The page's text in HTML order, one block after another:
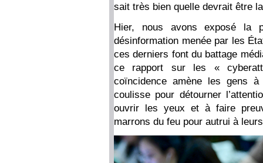
sait très bien quelle devrait être
Hier, nous avons exposé la
désinformation menée par les
ces derniers font du battage
ce rapport sur les «
coïncidence amène les gens
coulisse pour détourner
ouvrir les yeux et à faire
marrons du feu pour autrui à